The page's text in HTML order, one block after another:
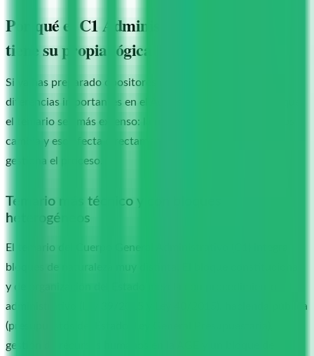
Por qué el C1 Administrativo del Estado
tiene su propia lógica
Si ya has preparado opositores al C2 Auxiliar, notarás
diferencias importantes en el Administrativo. No es solo que
el temario sea más extenso: la naturaleza de los contenidos
cambia y eso afecta directamente a cómo se prepara y se
gestiona el proceso.
Temario más técnico y con bloques
heterogéneos
El temario del Cuerpo General Administrativo (C1) integra
bloques de naturaleza muy distinta. El bloque constitucional
y de organización del Estado mezcla con procedimiento
administrativo (Ley 39/2015 y Ley 40/2015), hacienda pública
(presupuestos del Estado, Ley General Presupuestaria),
gestión de recursos humanos en la AGE y un bloque de